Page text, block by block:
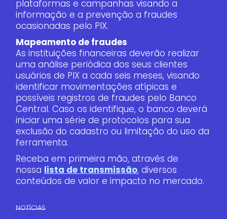
plataformas e campanhas visando a
informação e a prevenção a fraudes
ocasionadas pelo PIX.
Mapeamento de fraudes
As instituições financeiras deverão realizar
uma análise periódica dos seus clientes
usuários de PIX a cada seis meses, visando
identificar movimentações atípicas e
possíveis registros de fraudes pelo Banco
Central. Caso os identifique, o banco deverá
iniciar uma série de protocolos para sua
exclusão do cadastro ou limitação do uso da
ferramenta.
Receba em primeira mão, através de
nossa lista de transmissão, diversos
conteúdos de valor e impacto no mercado.
NOTÍCIAS